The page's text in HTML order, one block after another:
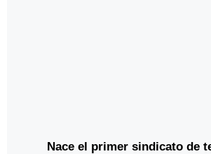
Nace el primer sindicato de